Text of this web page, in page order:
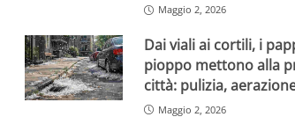
Maggio 2, 2026
Dai viali ai cortili, i
pioppo mettono alla
città: pulizia,
Maggio 2, 2026